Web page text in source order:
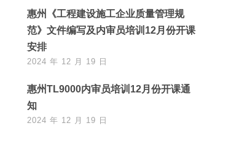
惠州《工程建设施工企业质量管理规
范》文件编写及内审员培训12月份开课
安排
2024 年 12 月 19 日
惠州TL9000内审员培训12月份开课通
知
2024 年 12 月 19 日